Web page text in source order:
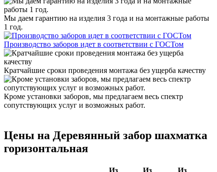
Мы даем гарантию на изделия 3 года и на монтажные работы
1 год.
Производство заборов идет в соответствии с ГОСТом
Кратчайшие сроки проведения монтажа без ущерба качеству
Кроме установки заборов, мы предлагаем весь спектр
сопутствующих услуг и возможных работ.
Цены на Деревянный забор шахматка
горизонтальная
Из
Из
Из